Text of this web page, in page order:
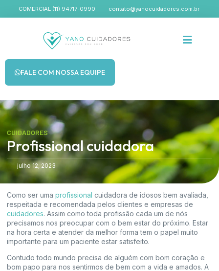
COMERCIAL (11) 94717-0990 contato@yanocuidadores.com.br
FALE COM NOSSA EQUIPE
CUIDADORES
Profissional cuidadora
julho 12, 2023
Como ser uma profissional cuidadora de idosos bem avaliada,
respeitada e recomendada pelos clientes e empresas de
cuidadores. Assim como toda profissão cada um de nós
precisamos nos preocupar com o bem estar do próximo. Estar
na hora certa e atender da melhor forma tem o papel muito
importante para um paciente estar satisfeito.
Contudo todo mundo precisa de alguém com bom coração e
bom papo para nos sentirmos de bem com a vida e amados. A